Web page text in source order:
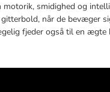
smidighed og
når de bevæger
fjeder også til en ægte